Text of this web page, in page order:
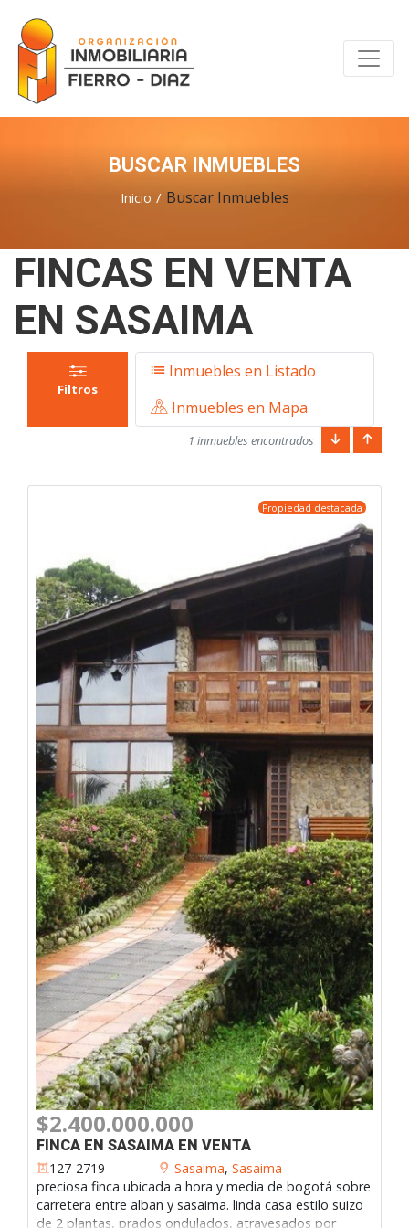
BUSCAR INMUEBLES
Inicio Buscar Inmuebles
FINCAS EN VENTA
EN SASAIMA
Filtros
Inmuebles en Listado
Inmuebles en Mapa
1 inmuebles encontrados
Propiedad destacada
$2.400.000.000
FINCA EN SASAIMA EN VENTA
127-2719
Sasaima, Sasaima
preciosa finca ubicada a hora y media de bogotá sobre
carretera entre alban y sasaima. linda casa estilo suizo
de 2 plantas, prados ondulados, atravesados por